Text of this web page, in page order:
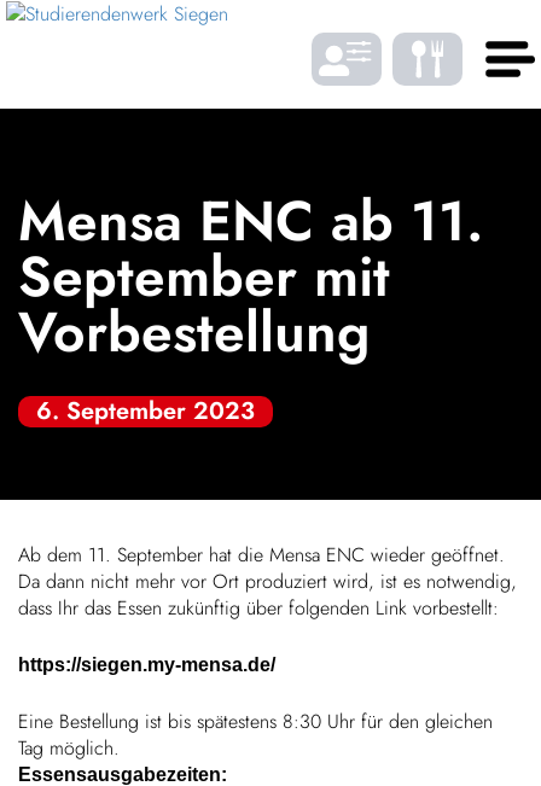
SPRACHE
SCHRIFTGRÖSSE
FARBE
Gastro
Wohnen
BAföG
Kinder
Über uns
Down­loads
Mensa ENC ab 11.
September mit
Vorbestellung
6. September 2023
Ab dem 11. September hat die Mensa ENC wieder geöffnet.
Da dann nicht mehr vor Ort produ­ziert wird, ist es notwendig,
dass Ihr das Essen zukünftig über folgenden Link vorbestellt:
https://siegen.my-mensa.de/
Eine Bestel­lung ist bis spätes­tens 8:30 Uhr für den glei­chen
Tag möglich.
Essens­aus­ga­be­zeiten: